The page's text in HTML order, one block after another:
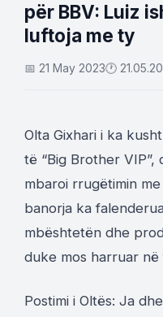
për BBV: Luiz
luftoja me ty
📅 21 May 2023🕐
Olta Gixhari i ka
të “Big Brother
mbaroi rrugëtimin
banorja ka
mbështetën dhe
duke mos harruar në
Postimi i Oltës: Ja